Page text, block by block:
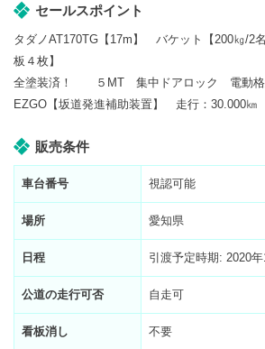
セールスポイント
タダノAT170TG【17m】 バケット【200㎏/2
板４枚】
全塗装済！ ５MT 集中ドアロック 電動
EZGO【坂道発進補助装置】 走行：30.000㎞
販売条件
車台番号 視認可能
場所 愛知県
日程 引渡予定時期: 2020年
公道の走行可否 自走可
看板消し 不要